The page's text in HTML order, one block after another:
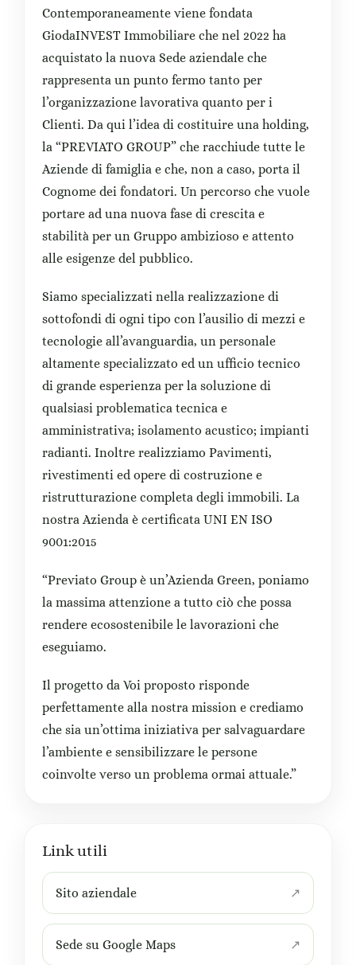
Contemporaneamente viene fondata
GiodaINVEST Immobiliare che nel 2022 ha
acquistato la nuova Sede aziendale che
rappresenta un punto fermo tanto per
l’organizzazione lavorativa quanto per i
Clienti. Da qui l’idea di costituire una holding,
la “PREVIATO GROUP” che racchiude tutte le
Aziende di famiglia e che, non a caso, porta il
Cognome dei fondatori. Un percorso che vuole
portare ad una nuova fase di crescita e
stabilità per un Gruppo ambizioso e attento
alle esigenze del pubblico.
Siamo specializzati nella realizzazione di
sottofondi di ogni tipo con l’ausilio di mezzi e
tecnologie all’avanguardia, un personale
altamente specializzato ed un ufficio tecnico
di grande esperienza per la soluzione di
qualsiasi problematica tecnica e
amministrativa; isolamento acustico; impianti
radianti. Inoltre realizziamo Pavimenti,
rivestimenti ed opere di costruzione e
ristrutturazione completa degli immobili. La
nostra Azienda è certificata UNI EN ISO
9001:2015
“Previato Group è un’Azienda Green, poniamo
la massima attenzione a tutto ciò che possa
rendere ecosostenibile le lavorazioni che
eseguiamo.
Il progetto da Voi proposto risponde
perfettamente alla nostra mission e crediamo
che sia un’ottima iniziativa per salvaguardare
l’ambiente e sensibilizzare le persone
coinvolte verso un problema ormai attuale.”
Link utili
Sito aziendale
Sede su Google Maps